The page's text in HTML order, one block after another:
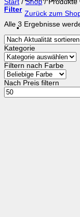
Zurück zum
Start / Shop /Produkte
Filter
Alle 3 Ergebnisse
Kategorie
Filtern nach Farbe
Nach Preis filtern
Min.
Preis